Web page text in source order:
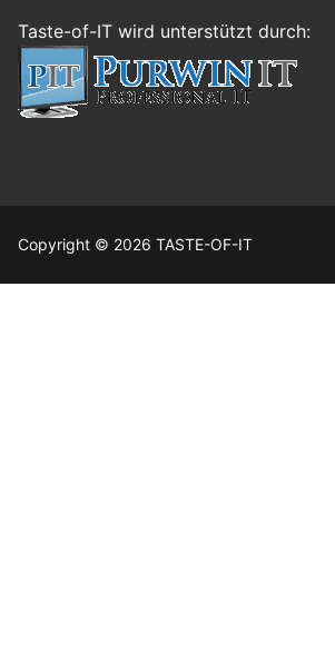
Taste-of-IT wird unterstützt durch:
Copyright © 2026 TASTE-OF-IT